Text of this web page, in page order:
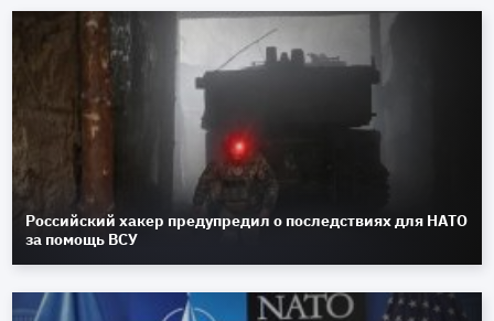
Российский хакер предупредил о последствиях для НАТО
за помощь ВСУ